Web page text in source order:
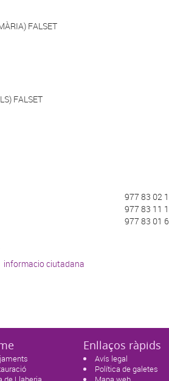
FALSET
FALSET
977 83 02
977 83 11
977 83 01
informacio ciutadana
Enllaços ràpids
Avís legal
Política de galetes